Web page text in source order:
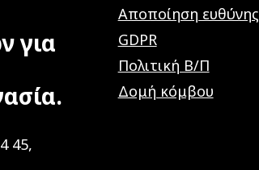
για
45,
Αποποίηση ευθύνης
GDPR
Πολιτική Β/Π
Δομή κόμβου